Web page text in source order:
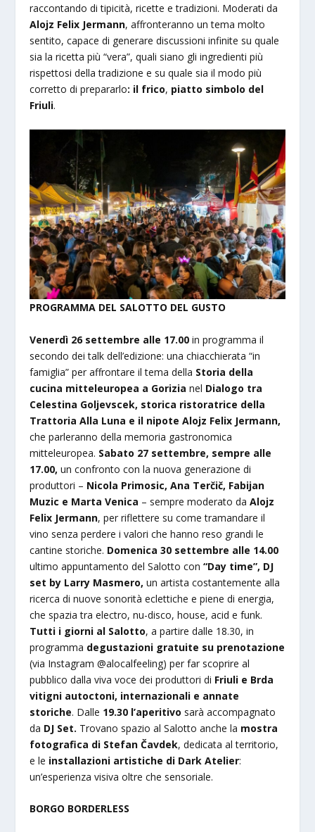
raccontando di tipicità, ricette e tradizioni. Moderati da
Alojz Felix Jermann, affronteranno un tema molto
sentito, capace di generare discussioni infinite su quale
sia la ricetta più “vera”, quali siano gli ingredienti più
rispettosi della tradizione e su quale sia il modo più
corretto di prepararlo: il frico, piatto simbolo del
Friuli.
PROGRAMMA DEL SALOTTO DEL GUSTO
Venerdì 26 settembre alle 17.00in programma il
secondo dei talk dell’edizione: una chiacchierata “in
famiglia” per affrontare il tema della Storia della
cucina mitteleuropea a Gorizianel Dialogo tra
Celestina Goljevscek, storica ristoratrice della
Trattoria Alla Luna e il nipote Alojz Felix Jermann,
che parleranno della memoria gastronomica
mitteleuropea. Sabato 27 settembre, sempre alle
17.00, un confronto con la nuova generazione di
produttori – Nicola Primosic, Ana Terčič, Fabijan
Muzic e Marta Venica – sempre moderato daAlojz
Felix Jermann, per riflettere su come tramandare il
vino senza perdere i valori che hanno reso grandi le
cantine storiche. Domenica 30 settembre alle 14.00
ultimo appuntamento del Salotto con “Day time”, DJ
set by Larry Masmero,un artista costantemente alla
ricerca di nuove sonorità eclettiche e piene di energia,
che spazia tra electro, nu-disco, house, acid e funk.
Tutti i giorni al Salotto, a partire dalle 18.30, in
programma degustazioni gratuite su prenotazione
(via Instagram @alocalfeeling) per far scoprire al
pubblico dalla viva voce dei produttori di Friuli e Brda
vitigni autoctoni, internazionali e annate
storiche. Dalle 19.30 l’aperitivo sarà accompagnato
da DJ Set. Trovano spazio al Salotto anche la mostra
fotografica di Stefan Čavdek, dedicata al territorio,
e le installazioni artistiche di Dark Atelier:
un’esperienza visiva oltre che sensoriale.
BORGO BORDERLESS